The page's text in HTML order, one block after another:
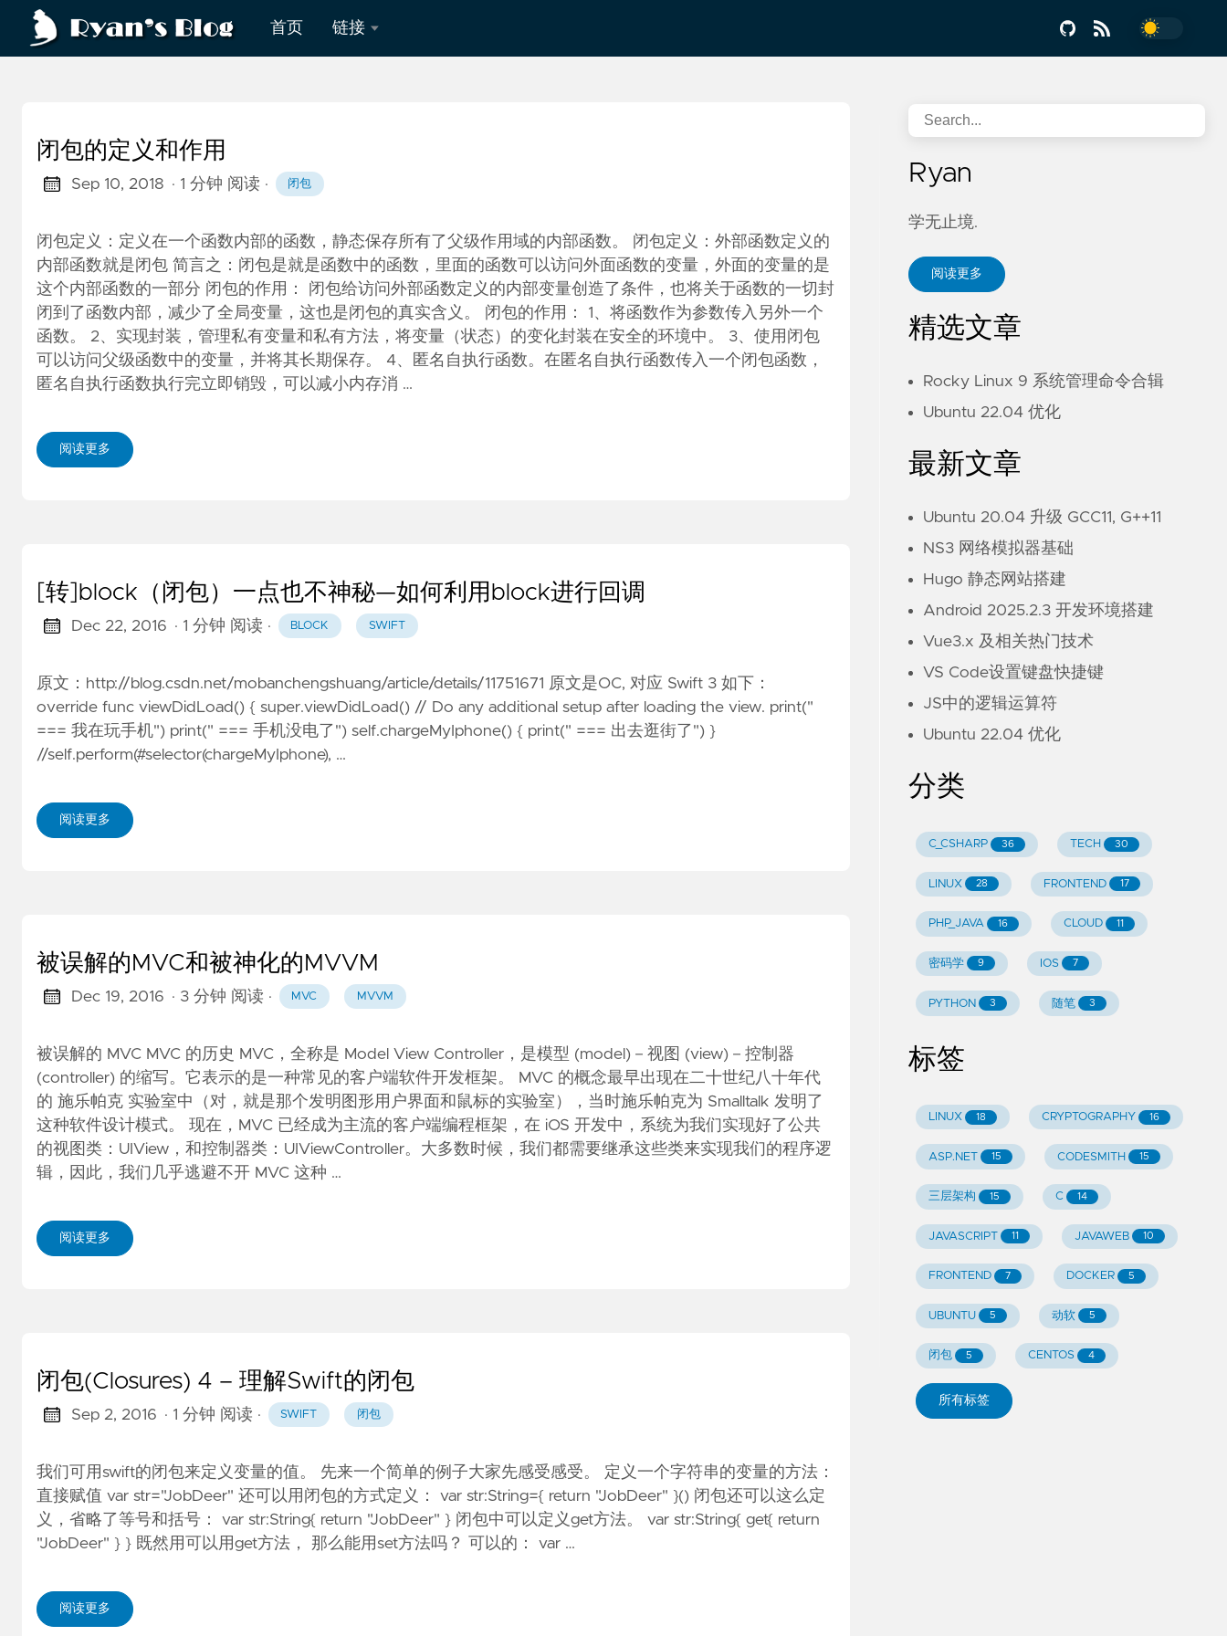
首页 链接
过程
考核
闭包的定义和作用
Sep 10, 2018 · 1 分钟 阅读 · 闭包
闭包定义：定义在一个函数内部的函数，静态保存所有了父级作用域的内部函数。 闭包定义：外部函数定义的
内部函数就是闭包 简言之：闭包是就是函数中的函数，里面的函数可以访问外面函数的变量，外面的变量的是
这个内部函数的一部分 闭包的作用： 闭包给访问外部函数定义的内部变量创造了条件，也将关于函数的一切封
闭到了函数内部，减少了全局变量，这也是闭包的真实含义。 闭包的作用： 1、将函数作为参数传入另外一个
函数。 2、实现封装，管理私有变量和私有方法，将变量（状态）的变化封装在安全的环境中。 3、使用闭包
可以访问父级函数中的变量，并将其长期保存。 4、匿名自执行函数。在匿名自执行函数传入一个闭包函数，
匿名自执行函数执行完立即销毁，可以减小内存消 …
阅读更多
[转]block（闭包）一点也不神秘—如何利用block进行回调
Dec 22, 2016 · 1 分钟 阅读 · BLOCK SWIFT
原文：http://blog.csdn.net/mobanchengshuang/article/details/11751671 原文是OC, 对应 Swift 3 如下：
override func viewDidLoad() { super.viewDidLoad() // Do any additional setup after loading the view. print("
=== 我在玩手机") print(" === 手机没电了") self.chargeMyIphone() { print(" === 出去逛街了") }
//self.perform(#selector(chargeMyIphone), …
阅读更多
被误解的MVC和被神化的MVVM
Dec 19, 2016 · 3 分钟 阅读 · MVC MVVM
被误解的 MVC MVC 的历史 MVC，全称是 Model View Controller，是模型 (model)－视图 (view)－控制器
(controller) 的缩写。它表示的是一种常见的客户端软件开发框架。 MVC 的概念最早出现在二十世纪八十年代
的 施乐帕克 实验室中（对，就是那个发明图形用户界面和鼠标的实验室），当时施乐帕克为 Smalltalk 发明了
这种软件设计模式。 现在，MVC 已经成为主流的客户端编程框架，在 iOS 开发中，系统为我们实现好了公共
的视图类：UIView，和控制器类：UIViewController。大多数时候，我们都需要继承这些类来实现我们的程序逻
辑，因此，我们几乎逃避不开 MVC 这种 …
阅读更多
闭包(Closures) 4 – 理解Swift的闭包
Sep 2, 2016 · 1 分钟 阅读 · SWIFT 闭包
我们可用swift的闭包来定义变量的值。 先来一个简单的例子大家先感受感受。 定义一个字符串的变量的方法：
直接赋值 var str="JobDeer" 还可以用闭包的方式定义： var str:String={ return "JobDeer" }() 闭包还可以这么定
义，省略了等号和括号： var str:String{ return "JobDeer" } 闭包中可以定义get方法。 var str:String{ get{ return
"JobDeer" } } 既然用可以用get方法， 那么能用set方法吗？ 可以的： var …
阅读更多
Ryan
学无止境.
阅读更多
精选文章
Rocky Linux 9 系统管理命令合辑
Ubuntu 22.04 优化
最新文章
Ubuntu 20.04 升级 GCC11, G++11
NS3 网络模拟器基础
Hugo 静态网站搭建
Android 2025.2.3 开发环境搭建
Vue3.x 及相关热门技术
VS Code设置键盘快捷键
JS中的逻辑运算符
Ubuntu 22.04 优化
分类
C_CSHARP 36 TECH 30
LINUX 28 FRONTEND 17
PHP_JAVA 16 CLOUD 11
密码学 9 IOS 7
PYTHON 3 随笔 3
标签
LINUX 18 CRYPTOGRAPHY 16
ASP.NET 15 CODESMITH 15
三层架构 15 C 14
JAVASCRIPT 11 JAVAWEB 10
FRONTEND 7 DOCKER 5
UBUNTU 5 动软 5
闭包 5 CENTOS 4
所有标签